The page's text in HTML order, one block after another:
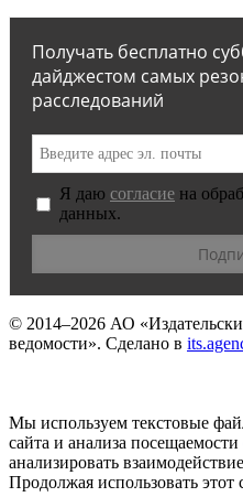
Получать бесплатно
дайджестом самых
расследований
Я даю согласие на
данных.
© 2014–2026 АО
ведомости». Сделано в
Мы используем текстовые
сайта и анализа посещаемости
анализировать
Продолжая использовать этот